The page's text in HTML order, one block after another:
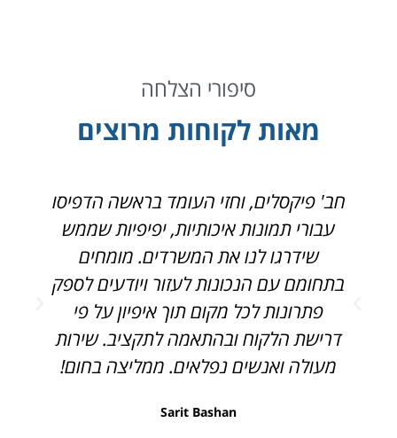
סיפורי הצלחה
מאות לקוחות מרוצים
חב' פיקסלים, וחזי העומד בראשה הדפיסו
עבורי תמונות איכותיות, יפיפיות שממש
שידרגו לנו את המשרדים. מומחים
בתחומם עם הנכונות לעזור ויודעים לספק
פתרונות לכל מקום תוך איפיון על פי
דרישת הלקוח ובהתאמה לתקציב. שירות
מעולה ואנשים נפלאים. ממליצה בחום!
Sarit Bashan